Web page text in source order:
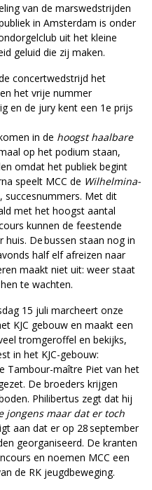
van de marswedstrijden
in Amsterdam is onder
uit het kleine
geluid die zij maken.
concert­wedstrijd het
het vrije nummer
en de jury kent een 1e prijs
in de hoogst haalbare
op het podium staan,
omdat het publiek begint
speelt MCC de Wilhelmina-
Met dit
met het hoogst aantal
kunnen de feestende
huis. De bussen staan nog in
half elf afreizen naar
maakt niet uit: weer staat
te wachten.
15 juli marcheert onze
KJC gebouw en maakt een
tromgeroffel en bekijks,
in het KJC-gebouw:
Tambour-maître Piet van het
De broeders krijgen
Philibertus zegt dat hij
jongens maar dat er toch
aan dat er op 28 september
georganiseerd. De kranten
en noemen MCC een
de RK jeugdbeweging.